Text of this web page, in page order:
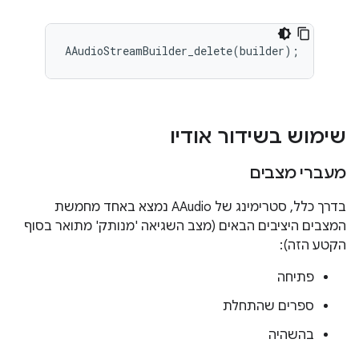
שימוש בשידור אודיו
מעברי מצבים
בדרך כלל, סטרימינג של AAudio נמצא באחד מחמשת
המצבים היציבים הבאים (מצב השגיאה 'מנותק' מתואר בסוף
הקטע הזה):
פתיחה
ספרים שהתחלת
בהשהיה